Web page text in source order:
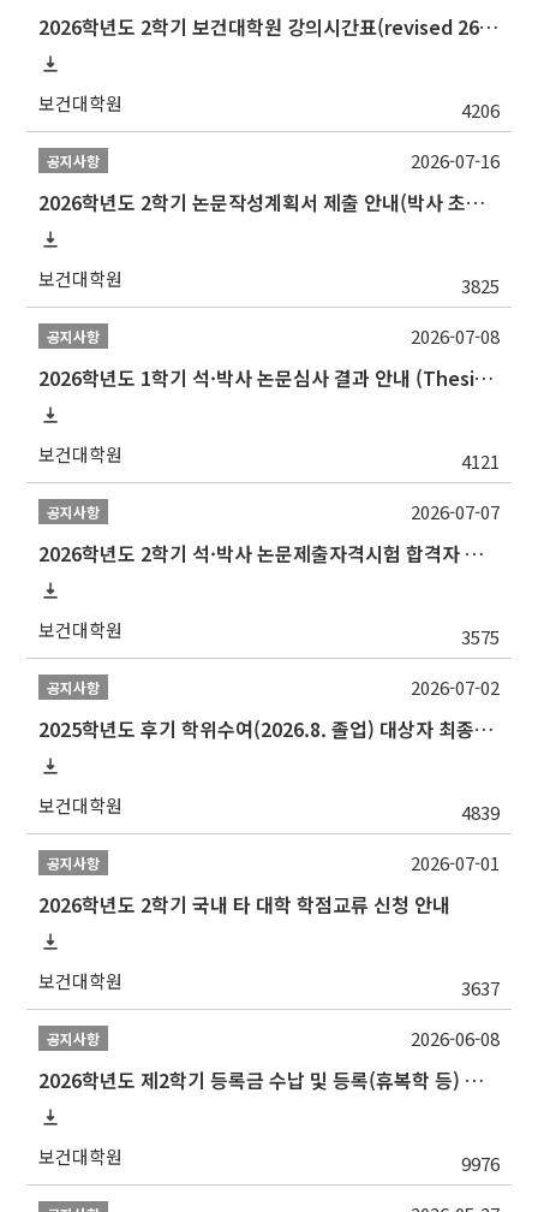
2026학년도 2학기 보건대학원 강의시간표(revised 260803)(2026 2nd SEMESTER SNU GSPH TIMETABLE)
보건대학원 4206
공지사항
2026학년도 2학기 논문작성계획서 제출 안내(박사 초심 일정 포함)_Thesis Proposal
보건대학원 3825
2026-07-16
공지사항
2026학년도 1학기 석·박사 논문심사 결과 안내 (Thesis Defense Result)
보건대학원 4121
2026-07-08
공지사항
2026학년도 2학기 석·박사 논문제출자격시험 합격자 공고(TSQ Exam Result)
보건대학원 3575
2026-07-07
공지사항
2025학년도 후기 학위수여(2026.8. 졸업) 대상자 최종인준 논문 제출 안내
보건대학원 4839
2026-07-02
공지사항
2026학년도 2학기 국내 타 대학 학점교류 신청 안내
보건대학원 3637
2026-07-01
공지사항
2026학년도 제2학기 등록금 수납 및 등록(휴복학 등) 일정 안내
보건대학원 9976
2026-06-08